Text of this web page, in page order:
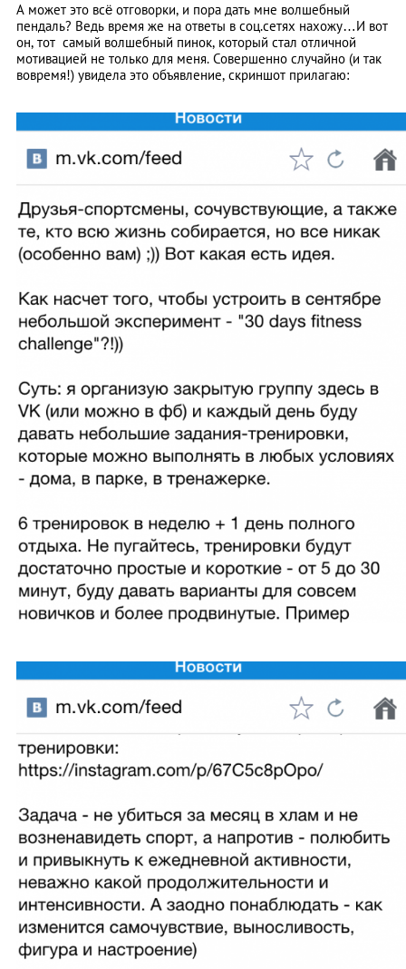
А может это всё отговорки, и пора дать мне волшебный
пендаль? Ведь время же на ответы в соц.сетях нахожу…И вот
он, тот самый волшебный пинок, который стал отличной
мотивацией не только для меня. Совершенно случайно (и так
вовремя!) увидела это объявление, скриншот прилагаю: